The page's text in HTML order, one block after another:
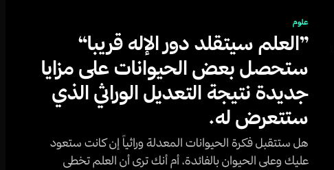
علوم
”العلم سيتقلد دور الإله قريبا“
ستحصل بعض الحيوانات على مزايا
جديدة نتيجة التعديل الوراثي الذي
ستتعرض له.
هل ستتقبل فكرة الحيوانات المعدلة وراثياً إن كانت ستعود
عليك وعلى الحيوان بالفائدة، أم أنك ترى أن العلم تخطى